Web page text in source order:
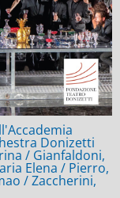
Donizetti
/ Gianfaldoni,
Elena / Pierro,
/ Zaccherini,